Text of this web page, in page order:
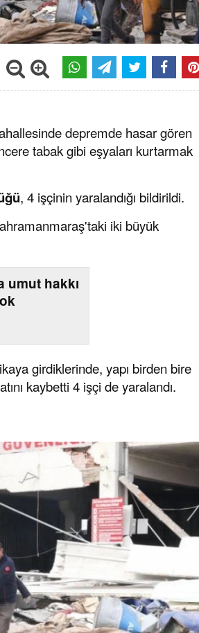
depremde hasar gören
tabak gibi eşyaları kurtarmak
, 4 işçinin yaralandığı bildirildi.
iki büyük
umut hakkı
girdiklerinde, yapı birden bire
kaybetti 4 işçi de yaralandı.